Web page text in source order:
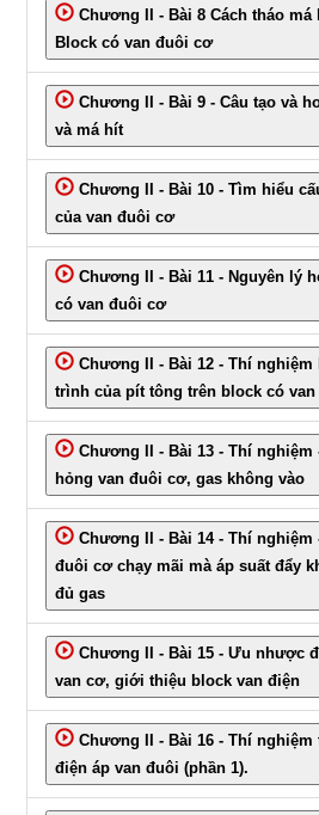
Chương II - Bài 8 Cách tháo
Block có van đuôi cơ
Chương II - Bài 9 - Câu tạo và
và má hít
Chương II - Bài 10 - Tìm hiểu
của van đuôi cơ
Chương II - Bài 11 - Nguyên lý
có van đuôi cơ
Chương II - Bài 12 - Thí
trình của pít tông trên block có
Chương II - Bài 13 - Thí nghiệm
hỏng van đuôi cơ, gas không vào
Chương II - Bài 14 - Thí
đuôi cơ chạy mãi mà áp suất đẩy
đủ gas
Chương II - Bài 15 - Ưu nhược
van cơ, giới thiệu block van điện
Chương II - Bài 16 - Thí
điện áp van đuôi (phần 1).